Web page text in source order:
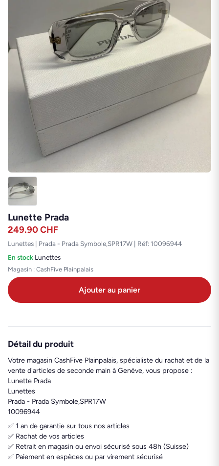
Lunette Prada
249.90CHF
Lunettes | Prada - Prada Symbole,SPR17W | Réf: 10096944
En stock·Lunettes
Magasin : CashFive Plainpalais
Ajouter au panier
Détail du produit
Votre magasin CashFive Plainpalais, spécialiste du rachat et de la
vente d'articles de seconde main à Genève, vous propose :
Lunette Prada
Lunettes
Prada - Prada Symbole,SPR17W
10096944
✅ 1 an de garantie sur tous nos articles
✅ Rachat de vos articles
✅ Retrait en magasin ou envoi sécurisé sous 48h (Suisse)
✅ Paiement en espèces ou par virement sécurisé